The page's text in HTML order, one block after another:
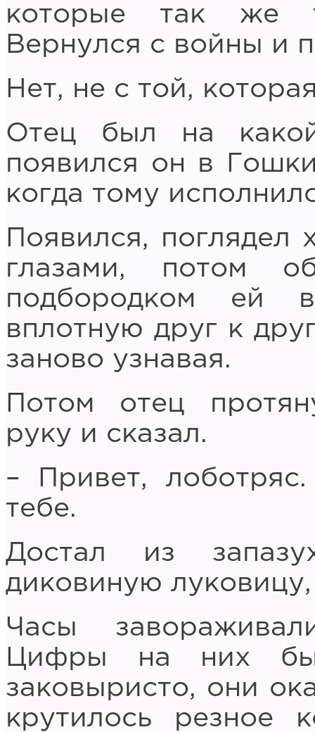
которые так же
Вернулся с войны и
Нет, не с той,
Отец был на
появился он в
когда тому
Появился,
глазами, потом
подбородком ей
вплотную друг к
заново узнавая.
Потом отец
руку и сказал.
– Привет,
тебе.
Достал из
диковиную
Часы
Цифры на них
заковыристо, они
крутилось резное